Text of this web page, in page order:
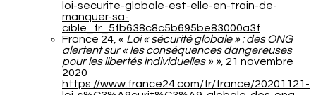
loi-securite-globale-est-elle-en-train-de-
manquer-sa-
cible_fr_5fb638c8c5b695be83000a3f
France 24, « Loi « sécurité globale » : des ONG
alertent sur « les conséquences dangereuses
pour les libertés individuelles » », 21 novembre
2020
https://www.france24.com/fr/france/20201121-